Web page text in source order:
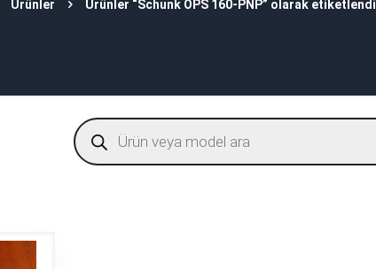
Ürünler Ürünler “Schunk OPS 160-PNP” olarak etiketlendi
Products
search